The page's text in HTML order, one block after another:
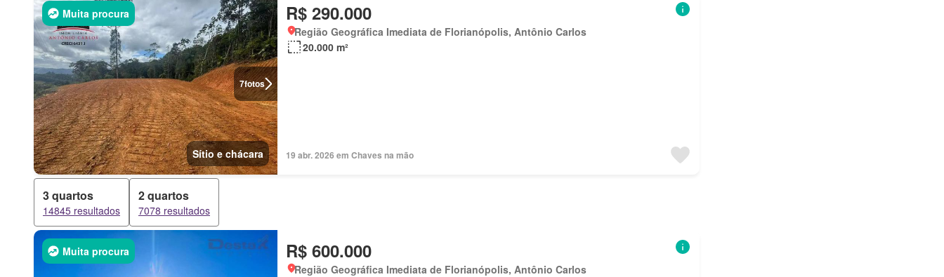
7fotos
Muita procura
Sítio e chácara
R$ 290.000
Região Geográfica Imediata de Florianópolis, Antônio Carlos
20.000 m²
19 abr. 2026 em Chaves na mão
3 quartos
14845 resultados
2 quartos
7078 resultados
Muita procura R$ 600.000
Região Geográfica Imediata de Florianópolis, Antônio Carlos